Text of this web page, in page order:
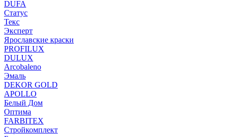
DUFA
Статус
Текс
Эксперт
Ярославские краски
PROFILUX
DULUX
Arcobaleno
Эмаль
DEKOR GOLD
APOLLO
Белый Дом
Оптима
FARBITEX
Стройкомплект